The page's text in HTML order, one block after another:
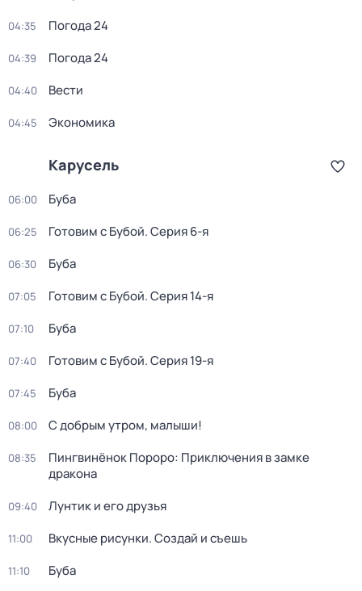
04:35 Погода 24
04:39 Погода 24
04:40 Вести
04:45 Экономика
Карусель
06:00 Буба
06:25 Готовим с Бубой. Серия 6-я
06:30 Буба
07:05 Готовим с Бубой. Серия 14-я
07:10 Буба
07:40 Готовим с Бубой. Серия 19-я
07:45 Буба
08:00 С добрым утром, малыши!
08:35
Пингвинёнок Пороро: Приключения в замке
дракона
09:40 Лунтик и его друзья
11:00 Вкусные рисунки. Создай и съешь
11:10 Буба